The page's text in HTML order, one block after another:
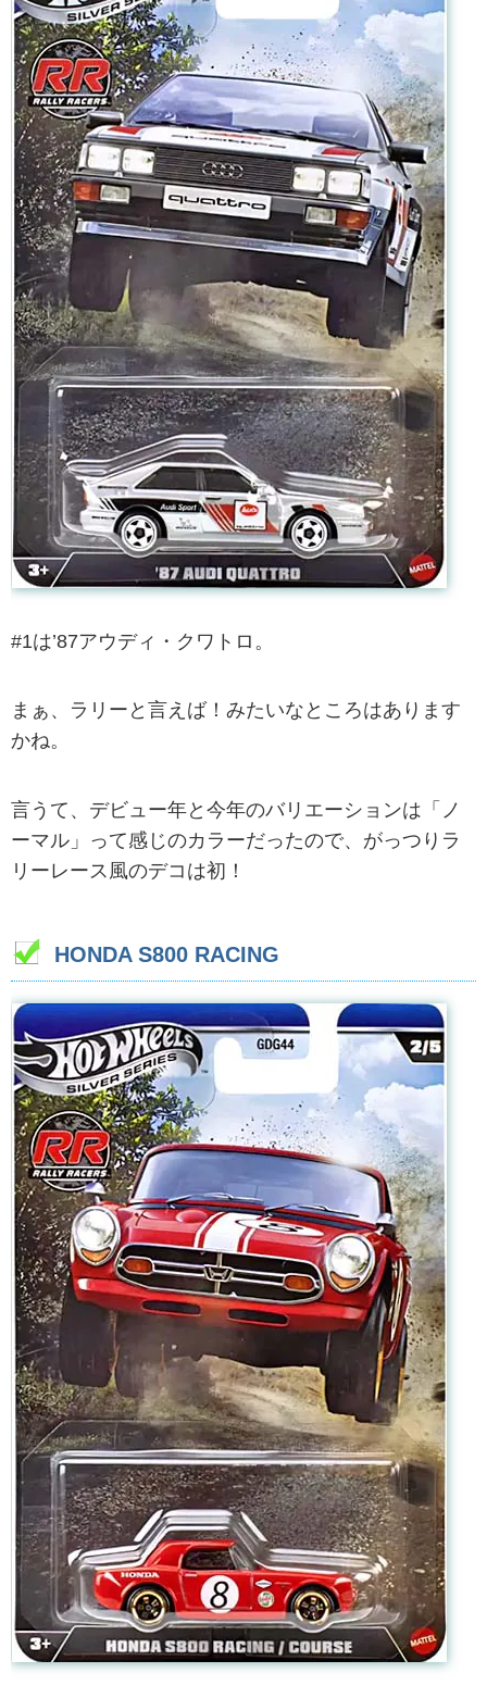
#1は’87アウディ・クワトロ。
まぁ、ラリーと言えば！みたいなところはあります
かね。
言うて、デビュー年と今年のバリエーションは「ノ
ーマル」って感じのカラーだったので、がっつりラ
リーレース風のデコは初！
HONDA S800 RACING